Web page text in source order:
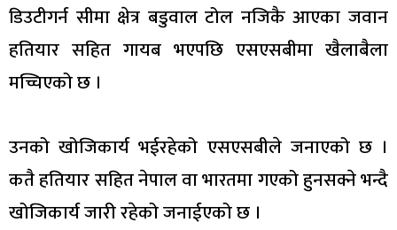
डिउटीगर्न सीमा क्षेत्र बडुवाल टोल नजिकै आएका जवान
हतियार सहित गायब भएपछि एसएसबीमा खैलाबैला
मच्चिएको छ ।
उनको खोजिकार्य भईरहेको एसएसबीले जनाएको छ ।
कतै हतियार सहित नेपाल वा भारतमा गएको हुनसक्ने भन्दै
खोजिकार्य जारी रहेको जनाईएको छ ।